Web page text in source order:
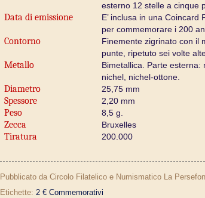
esterno 12 stelle a cinque
Data di emissione E’ inclusa in una Coincard
per commemorare i 200
Contorno
Finemente zigrinato con il
punte, ripetuto sei volte
Metallo
Bimetallica. Parte
nichel, nichel-ottone.
Diametro 25,75 mm
Spessore 2,20 mm
Peso 8,5 g.
Zecca Bruxelles
Tiratura 200.000
Pubblicato da Circolo Filatelico e Numismatico La
Etichette: 2 € Commemorativi